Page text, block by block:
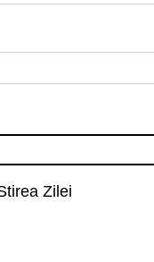
Zilei